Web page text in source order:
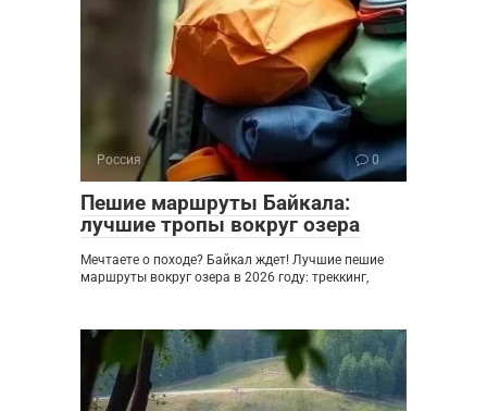
Россия 0
Пешие маршруты Байкала:
лучшие тропы вокруг озера
Мечтаете о походе? Байкал ждет! Лучшие пешие
маршруты вокруг озера в 2026 году: треккинг,